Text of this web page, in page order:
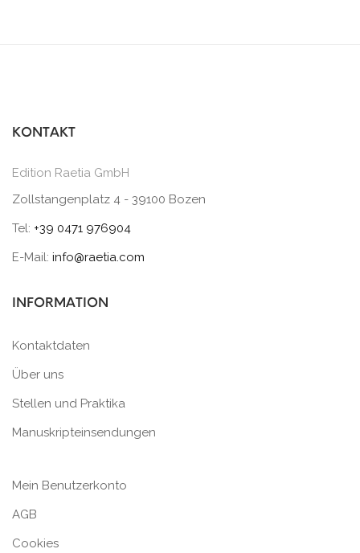
KONTAKT
Edition Raetia GmbH
Zollstangenplatz 4 - 39100 Bozen
Tel: +39 0471 976904
E-Mail: info@raetia.com
INFORMATION
Kontaktdaten
Über uns
Stellen und Praktika
Manuskripteinsendungen
Mein Benutzerkonto
AGB
Cookies